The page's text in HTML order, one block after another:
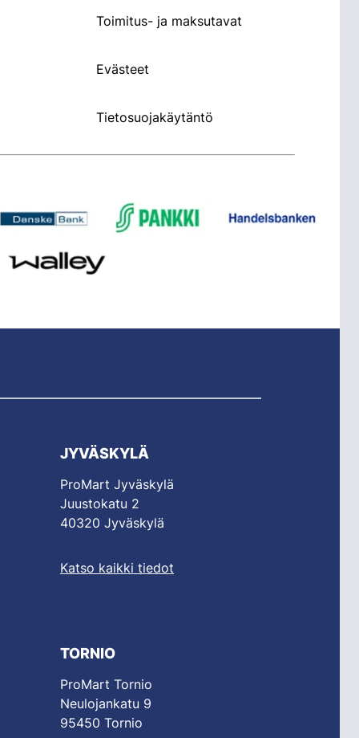
Toimitus- ja maksutavat
Evästeet
Tietosuojakäytäntö
JYVÄSKYLÄ
ProMart Jyväskylä
Juustokatu 2
40320 Jyväskylä
Katso kaikki tiedot
TORNIO
ProMart Tornio
Neulojankatu 9
95450 Tornio